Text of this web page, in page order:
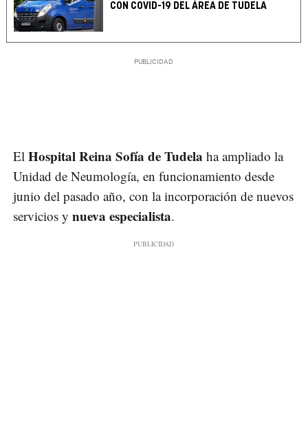
CON COVID-19 DEL ÁREA DE TUDELA
El Hospital Reina Sofía de Tudela ha ampliado la
Unidad de Neumología, en funcionamiento desde
junio del pasado año, con la incorporación de nuevos
servicios y nueva especialista.